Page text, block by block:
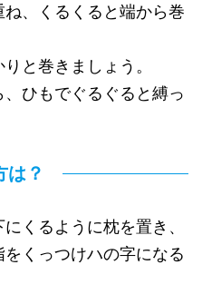
、くるくると端から巻
と巻きましょう。
ひもでぐるぐると縛っ
は？
くるように枕を置き、
くっつけハの字になる